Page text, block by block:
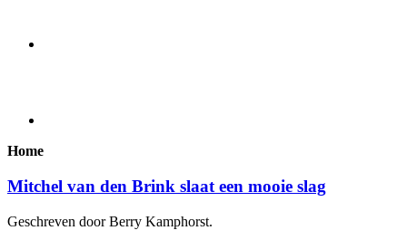
Home
Mitchel van den Brink slaat een mooie slag
Geschreven door Berry Kamphorst.